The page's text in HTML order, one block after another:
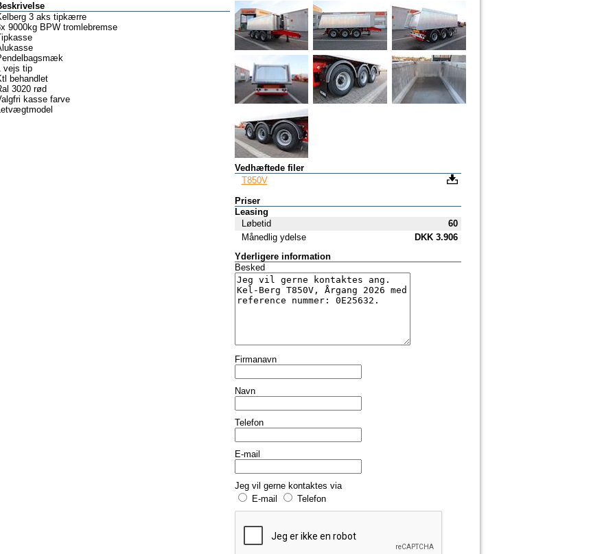
3 aks tipkærre
9000kg BPW tromlebremse
vejs tip
behandlet
3020 rød
kasse farve
Vedhæftede filer
T850V
Priser
Leasing
Løbetid
60
Månedlig ydelse
DKK3.906
Yderligere information
Besked
Firmanavn
Navn
Telefon
E-mail
Jeg vil gerne kontaktes via
E-mail
Telefon